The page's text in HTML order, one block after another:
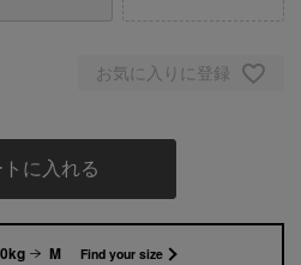
お気に入りに登録
トに入れる
M Find your size